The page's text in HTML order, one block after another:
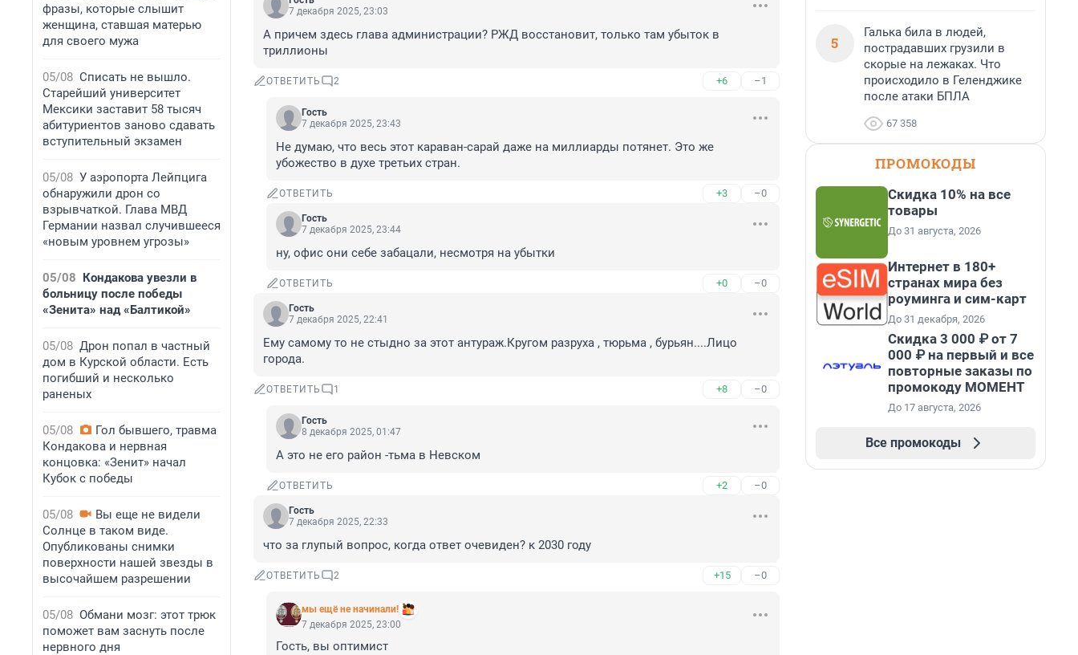
фразы, которые слышит
женщина, ставшая матерью
для своего мужа
05/08 Списать не вышло.
Старейший университет
Мексики заставит 58 тысяч
абитуриентов заново сдавать
вступительный экзамен
05/08 У аэропорта Лейпцига
обнаружили дрон со
взрывчаткой. Глава МВД
Германии назвал случившееся
«новым уровнем угрозы»
05/08 Кондакова увезли в
больницу после победы
«Зенита» над «Балтикой»
05/08 Дрон попал в частный
дом в Курской области. Есть
погибший и несколько
раненых
05/08
Гол бывшего, травма
Кондакова и нервная
концовка: «Зенит» начал
Кубок с победы
05/08
Вы еще не видели
Солнце в таком виде.
Опубликованы снимки
поверхности нашей звезды в
высочайшем разрешении
05/08 Обмани мозг: этот трюк
поможет вам заснуть после
нервного дня
7 декабря 2025, 23:03
А причем здесь глава администрации? РЖД восстановит, только там убыток в
триллионы
ОТВЕТИТЬ 2 +6 –1
Гость
7 декабря 2025, 23:43
Не думаю, что весь этот караван-сарай даже на миллиарды потянет. Это же
убожество в духе третьих стран.
ОТВЕТИТЬ +3 –0
Гость
7 декабря 2025, 23:44
ну, офис они себе забацали, несмотря на убытки
ОТВЕТИТЬ +0 –0
Гость
7 декабря 2025, 22:41
Ему самому то не стыдно за этот антураж.Кругом разруха , тюрьма , бурьян....Лицо
города.
ОТВЕТИТЬ 1 +8 –0
Гость
8 декабря 2025, 01:47
А это не его район -тьма в Невском
ОТВЕТИТЬ +2 –0
Гость
7 декабря 2025, 22:33
что за глупый вопрос, когда ответ очевиден? к 2030 году
ОТВЕТИТЬ 2 +15 –0
мы ещё не начинали!
7 декабря 2025, 23:00
Гость, вы оптимист
5
Галька била в людей,
пострадавших грузили в
скорые на лежаках. Что
происходило в Геленджике
после атаки БПЛА
67 358
ПРОМОКОДЫ
Скидка 10% на все
товары
До 31 августа, 2026
Интернет в 180+
странах мира без
роуминга и сим-карт
До 31 декабря, 2026
Скидка 3 000 ₽ от 7
000 ₽ на первый и все
повторные заказы по
промокоду МОМЕНТ
До 17 августа, 2026
Все промокоды